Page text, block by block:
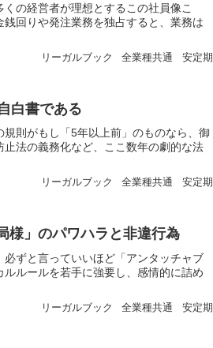
の経営者が理想とするこの社員像こ
回りや発注業務を独占すると、業務は
リーガルブック 全業種共通 安定期
白書である
則がもし「5年以上前」のものなら、御
法の義務化など、ここ数年の劇的な法
リーガルブック 全業種共通 安定期
様」のパワハラと非違行為
必ずと言っていいほど「アンタッチャブ
ルールを若手に強要し、感情的に詰め
リーガルブック 全業種共通 安定期